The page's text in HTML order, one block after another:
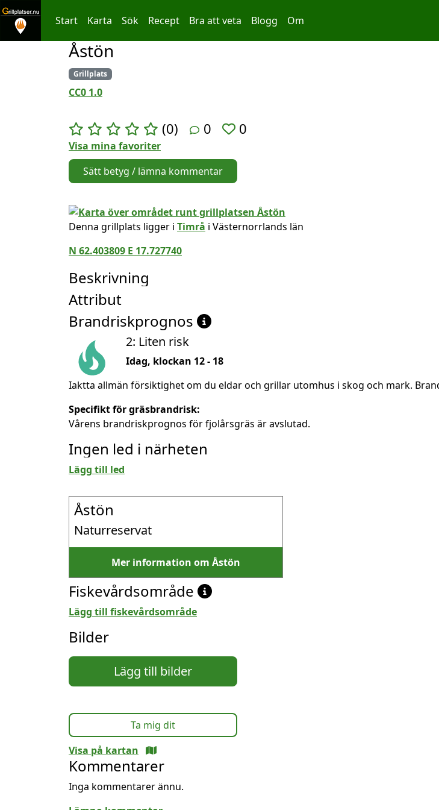
Hoppa till innehållet
Start Karta Sök Recept Bra att veta Blogg Om
Åstön
Grillplats
CC0 1.0
(0) 0 0
Visa mina favoriter
Sätt betyg / lämna kommentar
Denna grillplats ligger i Timrå i Västernorrlands län
N 62.403809 E 17.727740
Beskrivning
Attribut
Brandriskprognos
2: Liten risk
Idag, klockan 12 - 18
Iaktta allmän försiktighet om du eldar och grillar utomhus i skog och mark.
Specifikt för gräsbrandrisk:
Vårens brandriskprognos för fjolårsgräs är avslutad.
Ingen led i närheten
Lägg till led
Åstön
Naturreservat
Mer information om Åstön
Fiskevårdsområde
Lägg till fiskevårdsområde
Bilder
Lägg till bilder
Ta mig dit
Visa på kartan
Kommentarer
Inga kommentarer ännu.